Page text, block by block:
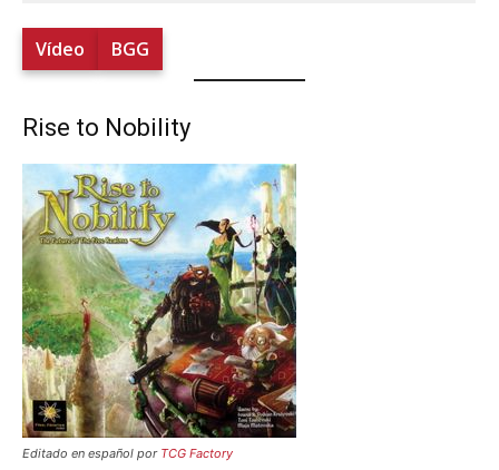
Vídeo BGG
Rise to Nobility
Editado en español por TCG Factory